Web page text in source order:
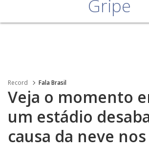
Gripe
Record Fala Brasil
Veja o momento
um estádio
causa da neve nos